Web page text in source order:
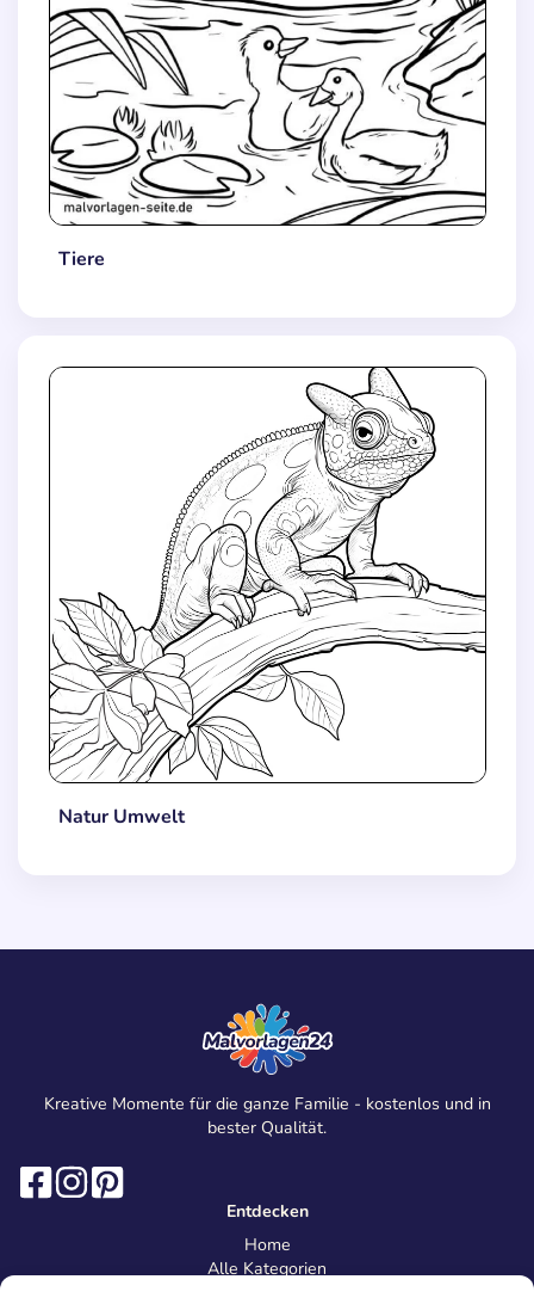
Tiere
Natur Umwelt
Kreative Momente für die ganze Familie - kostenlos und in
bester Qualität.
Entdecken
Home
Alle Kategorien